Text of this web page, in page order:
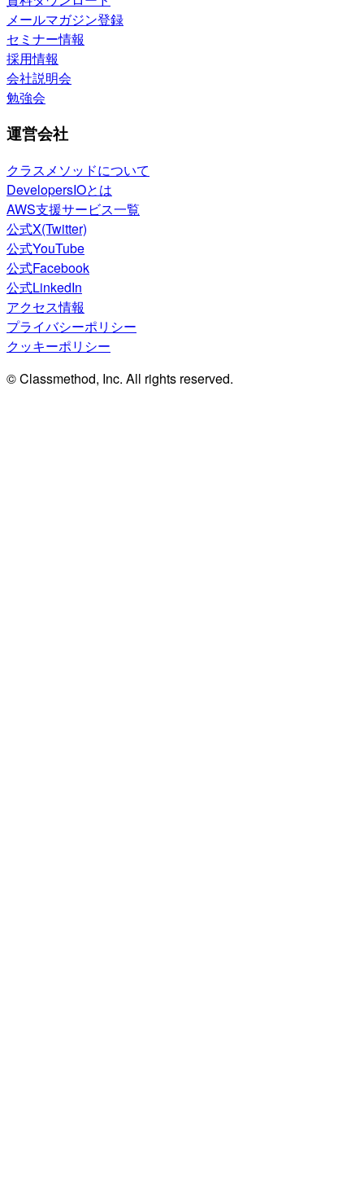
メールマガジン登録
セミナー情報
採用情報
会社説明会
勉強会
運営会社
クラスメソッドについて
DevelopersIOとは
AWS支援サービス一覧
公式X(Twitter)
公式YouTube
公式Facebook
公式LinkedIn
アクセス情報
プライバシーポリシー
クッキーポリシー
© Classmethod, Inc. All rights reserved.